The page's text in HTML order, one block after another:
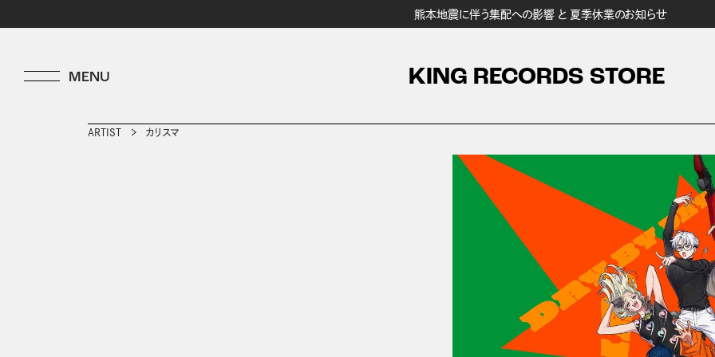
熊本地震に伴う集配への影響 と 夏季休業のお知らせ
KING RECORDS STORE
ARTIST カリスマ